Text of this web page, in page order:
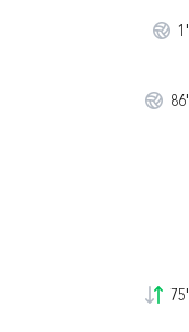
1'
86'
75'